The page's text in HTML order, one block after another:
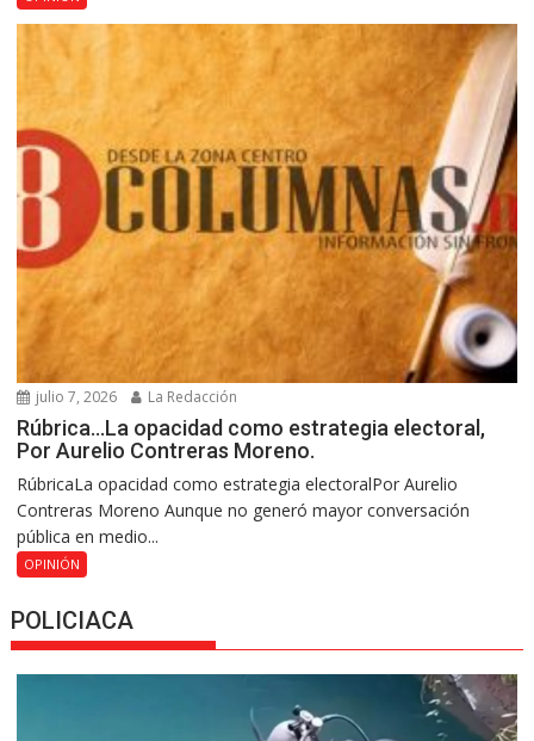
julio 7, 2026 La Redacción
Rúbrica…La opacidad como estrategia electoral,
Por Aurelio Contreras Moreno.
RúbricaLa opacidad como estrategia electoralPor Aurelio
Contreras Moreno Aunque no generó mayor conversación
pública en medio...
OPINIÓN
POLICIACA